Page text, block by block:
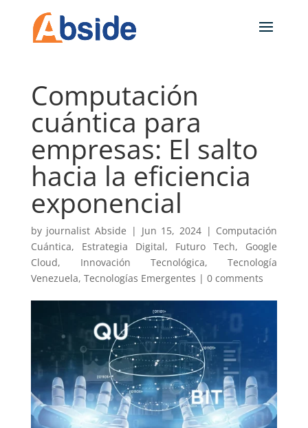
Computación
cuántica para
empresas: El salto
hacia la eficiencia
exponencial
by journalist Abside | Jun 15, 2024| Computación
Cuántica, Estrategia Digital, Futuro Tech, Google
Cloud, Innovación Tecnológica,Tecnología
Venezuela, Tecnologías Emergentes | 0 comments